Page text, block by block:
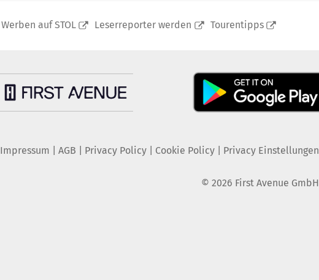
Werben auf STOL Leserreporter werden Tourentipps
Impressum AGB Privacy Policy| Cookie Policy| Privacy Einstellungen
© 2026 First Avenue GmbH